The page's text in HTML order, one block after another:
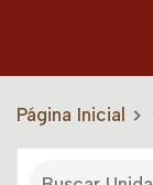
Página Inicial